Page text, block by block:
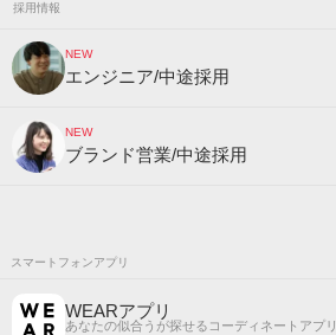
採用情報
NEW
エンジニア/中途採用
NEW
ブランド営業/中途採用
スマートフォンアプリ
WEARアプリ
あなたの似合うが探せるコーディネートアプリ